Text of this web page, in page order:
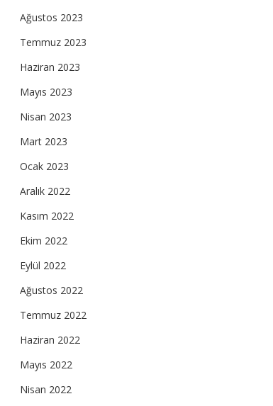
Ağustos 2023
Temmuz 2023
Haziran 2023
Mayıs 2023
Nisan 2023
Mart 2023
Ocak 2023
Aralık 2022
Kasım 2022
Ekim 2022
Eylül 2022
Ağustos 2022
Temmuz 2022
Haziran 2022
Mayıs 2022
Nisan 2022